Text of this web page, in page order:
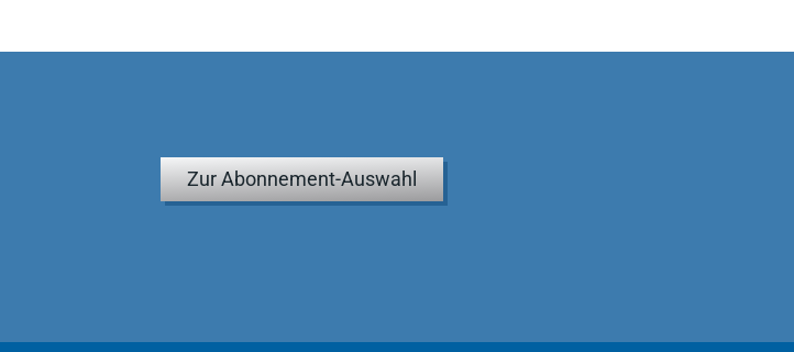
Zur Abonnement-Auswahl